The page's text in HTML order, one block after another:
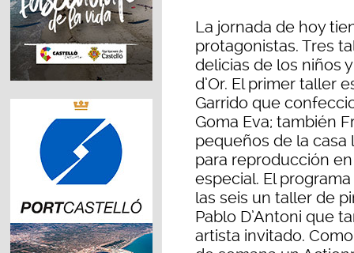
La jornada de hoy
protagonistas. Tres
delicias de los niños
d’Or. El primer taller
Garrido que
Goma Eva; también
pequeños de la
para reproducción
especial. El
las seis un taller de
Pablo D’Antoni que
artista invitado.